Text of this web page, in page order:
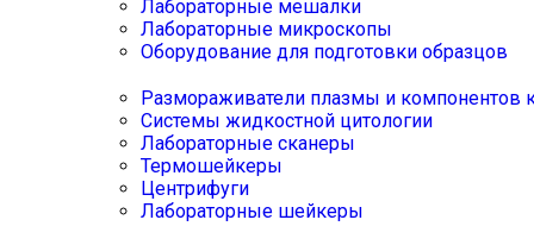
Лабораторные мешалки
Лабораторные микроскопы
Оборудование для подготовки образцов
Размораживатели плазмы и компонентов
Системы жидкостной цитологии
Лабораторные сканеры
Термошейкеры
Центрифуги
Лабораторные шейкеры